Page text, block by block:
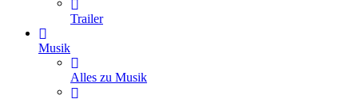
Trailer
Musik
Alles zu Musik